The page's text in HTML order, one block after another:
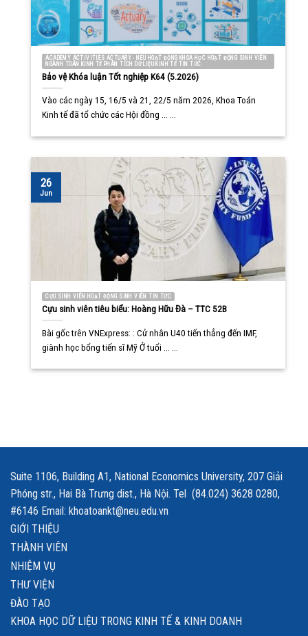
ACADEMY ACTIVITIES ACTUARY - NEU HOẠT ĐỘNG KHOA HỌC HOẠT ĐỘNG SINH VIÊN
NGÀNH TOÁN KINH TẾ PHÂN TÍCH DỮ LIỆU KINH TẾ TIN TỨC
Bảo vệ Khóa luận Tốt nghiệp K64 (5.2026)
Vào các ngày 15, 16/5 và 21, 22/5 năm 2026, Khoa Toán
Kinh tế đã tổ chức các Hội đồng ... ...
CỰU SINH VIÊN HOẠT ĐỘNG SINH VIÊN TIN TỨC
Cựu sinh viên tiêu biểu: Hoàng Hữu Đà – TTC 52B
Bài gốc trên VNExpress: : Cử nhân U40 tiến thẳng đến IMF,
giành học bổng tiến sĩ Mỹ Ở tuổi ... ...
26
Jun
Suite 1106, Building A1, National Economics University, 207 Giải
Phóng str., Hai Bà Trưng dist., Hà Nội. Tel (84.024) 3628 0280,
#6146 Email: khoatoankt@neu.edu.vn
GIỚI THIỆU
THÀNH VIÊN
NHIỆM VỤ
THƯ VIỆN
ĐÀO TẠO
KHOA HỌC DỮ LIỆU TRONG KINH TẾ & KINH DOANH